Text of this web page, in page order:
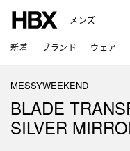
メンズ
新着 ブランド ウェア
MESSYWEEKEND
BLADE
SILVER